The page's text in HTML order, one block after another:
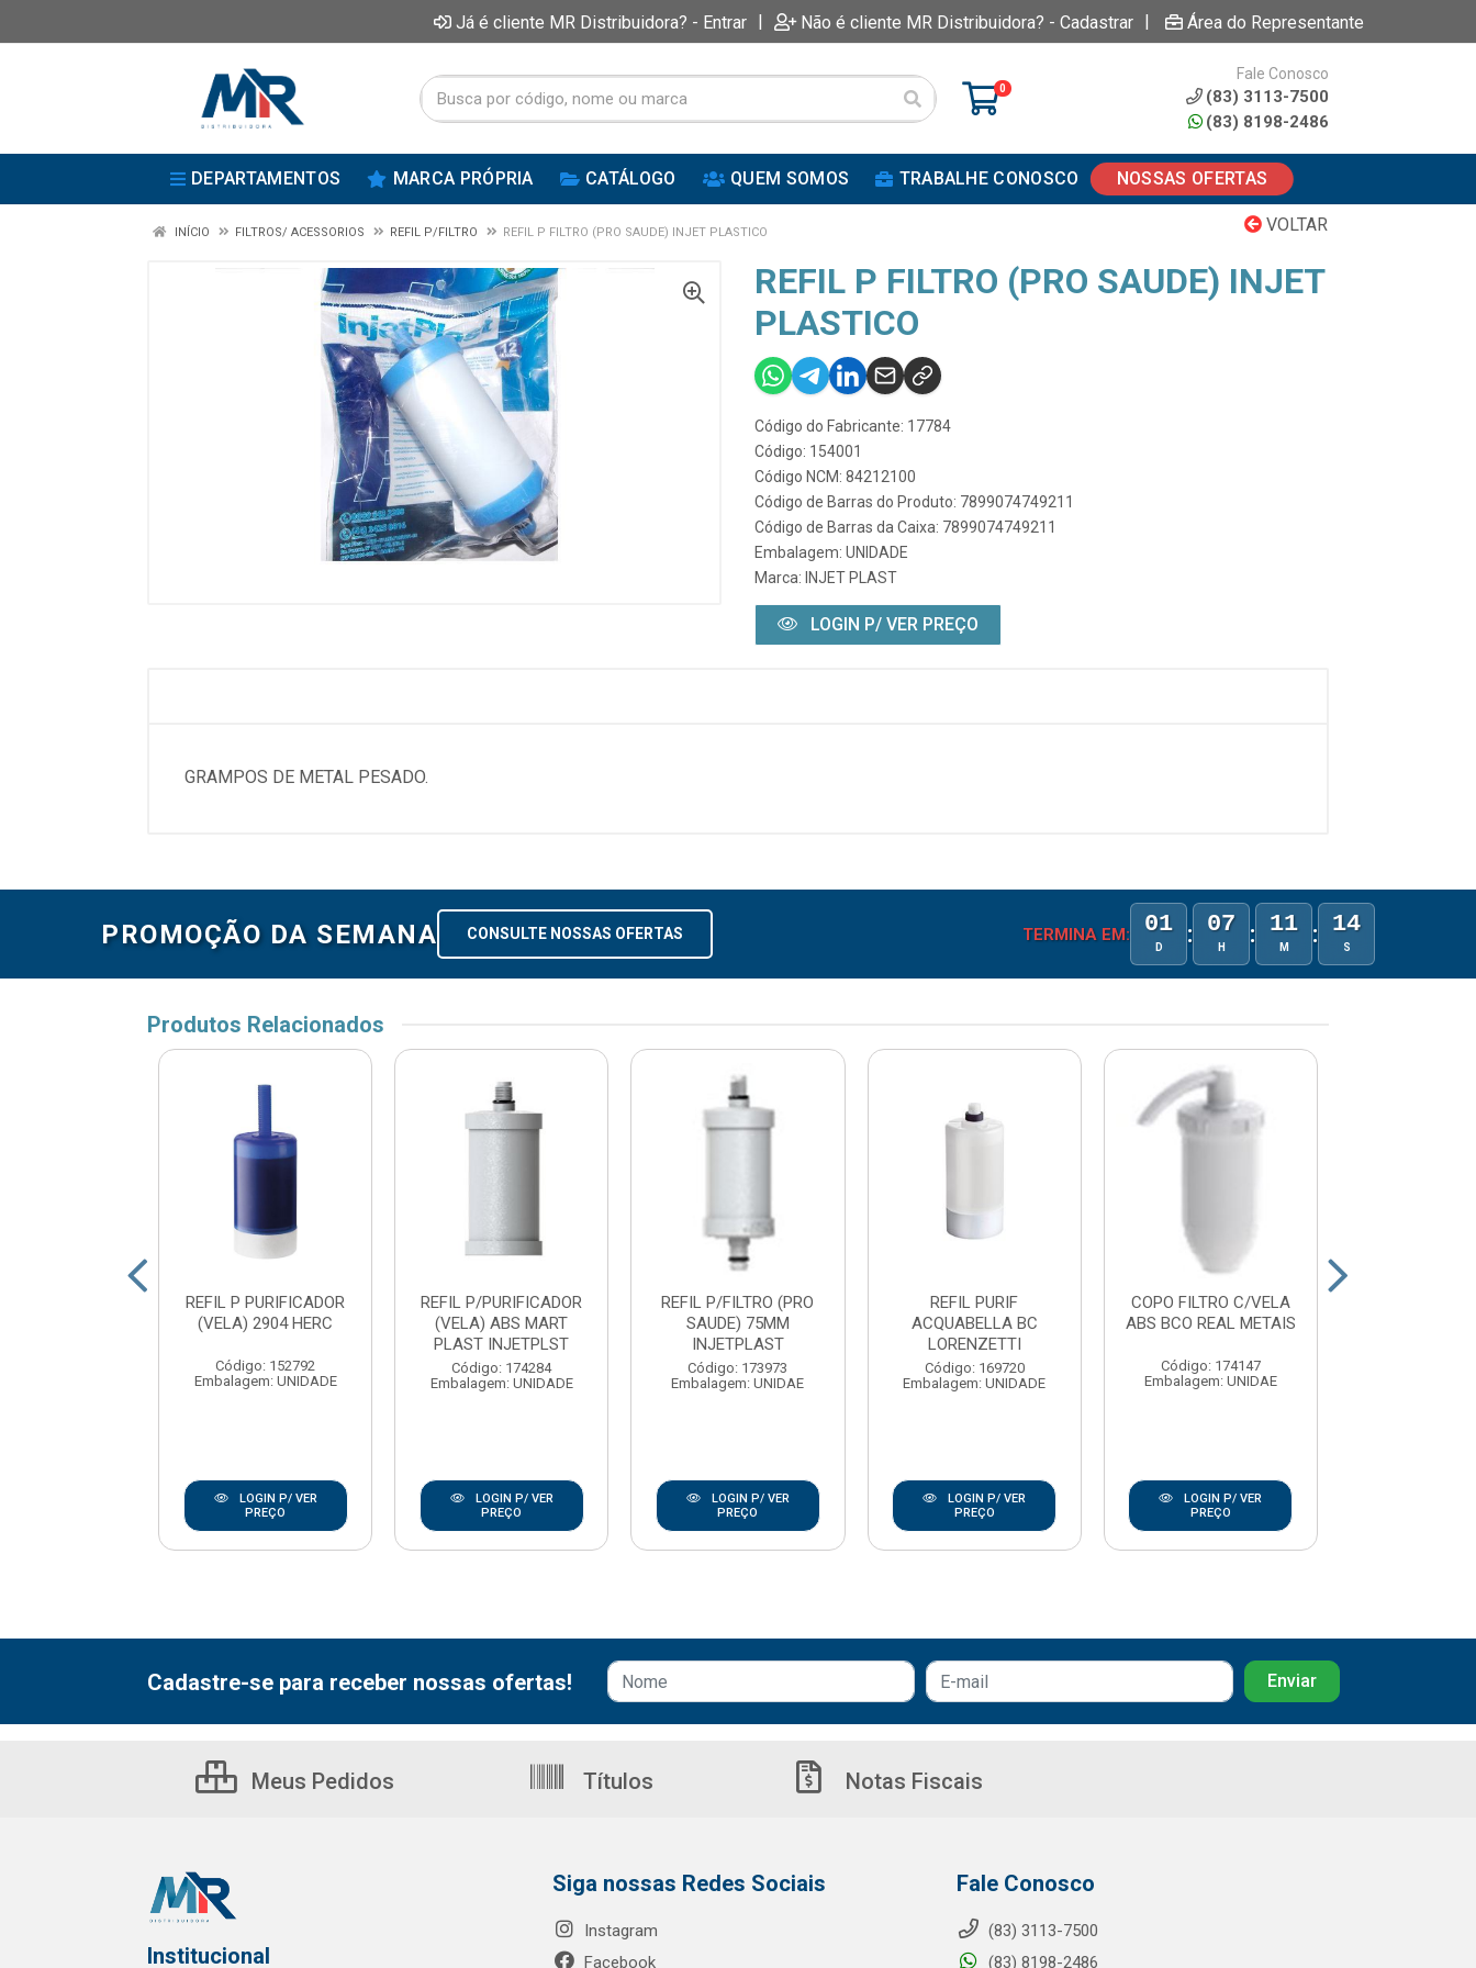
Já é cliente MR Distribuidora? - Entrar | Não é cliente MR Distribuidora? - Cadastrar | Área do Representante
0
Fale Conosco
(83) 3113-7500
(83) 8198-2486
DEPARTAMENTOS MARCA PRÓPRIA CATÁLOGO QUEM SOMOS TRABALHE CONOSCO NOSSAS OFERTAS
VOLTAR
INÍCIO FILTROS/ ACESSORIOS REFIL P/FILTRO REFIL P FILTRO (PRO SAUDE) INJET PLASTICO
REFIL P FILTRO (PRO SAUDE) INJET
PLASTICO
Código do Fabricante: 17784
Código: 154001
Código NCM: 84212100
Código de Barras do Produto: 7899074749211
Código de Barras da Caixa: 7899074749211
Embalagem: UNIDADE
Marca: INJET PLAST
LOGIN P/ VER PREÇO
GRAMPOS DE METAL PESADO.
PROMOÇÃO DA SEMANA CONSULTE NOSSAS OFERTAS TERMINA EM: 01
D : 07
H : 11
M : 14
S
Produtos Relacionados
REFIL P PURIFICADOR
(VELA) 2904 HERC
Código: 152792
Embalagem: UNIDADE
LOGIN P/ VER
PREÇO
REFIL P/PURIFICADOR
(VELA) ABS MART
PLAST INJETPLST
Código: 174284
Embalagem: UNIDADE
LOGIN P/ VER
PREÇO
REFIL P/FILTRO (PRO
SAUDE) 75MM
INJETPLAST
Código: 173973
Embalagem: UNIDAE
LOGIN P/ VER
PREÇO
REFIL PURIF
ACQUABELLA BC
LORENZETTI
Código: 169720
Embalagem: UNIDADE
LOGIN P/ VER
PREÇO
COPO FILTRO C/VELA
ABS BCO REAL METAIS
Código: 174147
Embalagem: UNIDAE
LOGIN P/ VER
PREÇO
Cadastre-se para receber nossas ofertas!
Meus Pedidos Títulos Notas Fiscais
Institucional
Siga nossas Redes Sociais
Instagram
Facebook
Fale Conosco
(83) 3113-7500
(83) 8198-2486